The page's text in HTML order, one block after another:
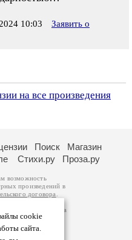
10:03
Заявить о
на все произведения
cookie
сайта.
Поиск
Магазин
Стихи.ру Проза.ру
возможность
произведений в
договора
авторам
возможна
вы можете
за
на